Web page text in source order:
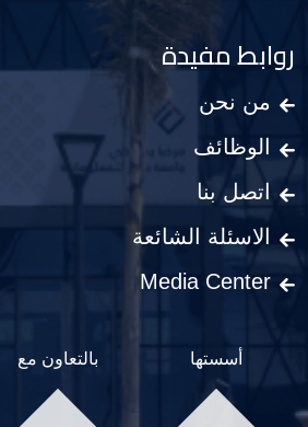
روابط مفيدة
من نحن
الوظائف
اتصل بنا
الاسئلة الشائعة
Media Center
أسستها بالتعاون مع